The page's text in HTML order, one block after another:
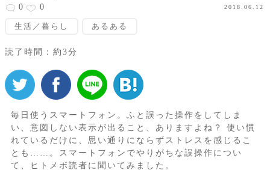
0 0 2018.06.12
生活／暮らし あるある
読了時間：約3分
毎日使うスマートフォン。ふと誤った操作をしてしま
い、意図しない表示が出ること、ありますよね？ 使い慣
れているだけに、思い通りにならずストレスを感じるこ
とも……。スマートフォンでやりがちな誤操作につい
て、ヒトメボ読者に聞いてみました。